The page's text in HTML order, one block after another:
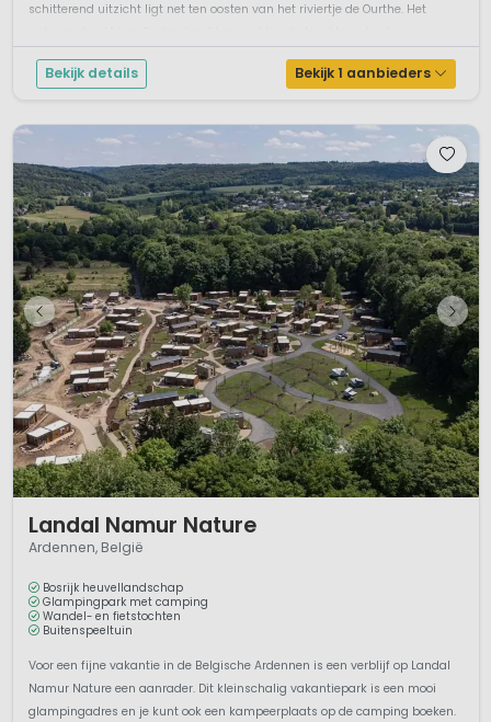
schitterend uitzicht ligt net ten oosten van het riviertje de Ourthe. Het
Bekijk details Bekijk 1 aanbieders
Landal Namur Nature
Ardennen, België
Bosrijk heuvellandschap
Glampingpark met camping
Wandel- en fietstochten
Buitenspeeltuin
Voor een fijne vakantie in de Belgische Ardennen is een verblijf op Landal
Namur Nature een aanrader. Dit kleinschalig vakantiepark is een mooi
glampingadres en je kunt ook een kampeerplaats op de camping boeken.